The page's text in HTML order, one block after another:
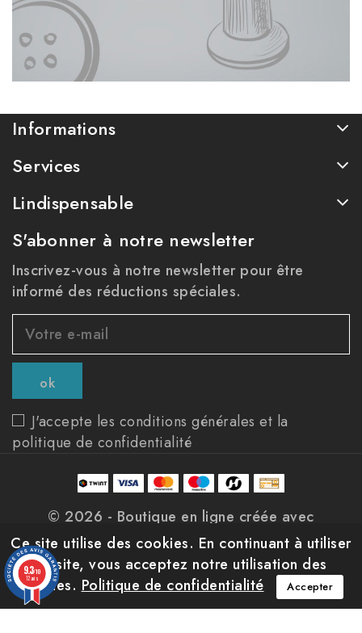
Informations
Services
Lindispensable
S'abonner à notre newsletter
Inscrivez-vous à notre newsletter pour être
informé des réductions spéciales.
J'accepte les conditions générales et la
politique de confidentialité
Ce site utilise des cookies. En continuant à utiliser
ce site, vous acceptez notre utilisation des
cookies. Politique de confidentialité Accepter
© 2026 - Boutique en ligne créée avec
PrestaShop™
9.3/10
12 avis